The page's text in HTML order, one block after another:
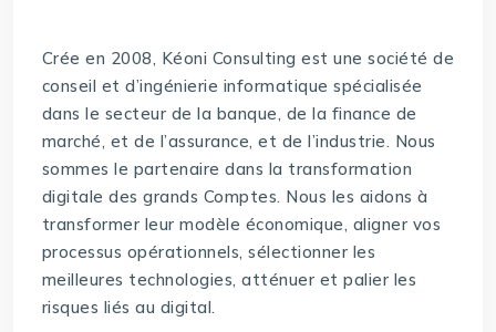
Crée en 2008, Kéoni Consulting est une société de
conseil et d’ingénierie informatique spécialisée
dans le secteur de la banque, de la finance de
marché, et de l’assurance, et de l’industrie. Nous
sommes le partenaire dans la transformation
digitale des grands Comptes. Nous les aidons à
transformer leur modèle économique, aligner vos
processus opérationnels, sélectionner les
meilleures technologies, atténuer et palier les
risques liés au digital.